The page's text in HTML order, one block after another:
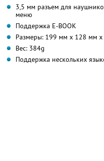
3,5 мм разъем для
меню
Поддержка E-BOOK
Размеры: 199 мм х 128 мм
Вес: 384g
Поддержка нескольких